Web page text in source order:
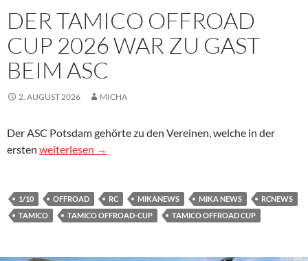
DER TAMICO OFFROAD
CUP 2026 WAR ZU GAST
BEIM ASC
2. AUGUST 2026 MICHA
Der ASC Potsdam gehörte zu den Vereinen, welche in der
ersten Der Tamico Offroad Cup 2026 war zu Gast beim ASC
weiterlesen →
1/10 OFFROAD RC MIKANEWS MIKA NEWS
RCNEWS
TAMICO
TAMICO OFFROAD-CUP TAMICO OFFROAD CUP